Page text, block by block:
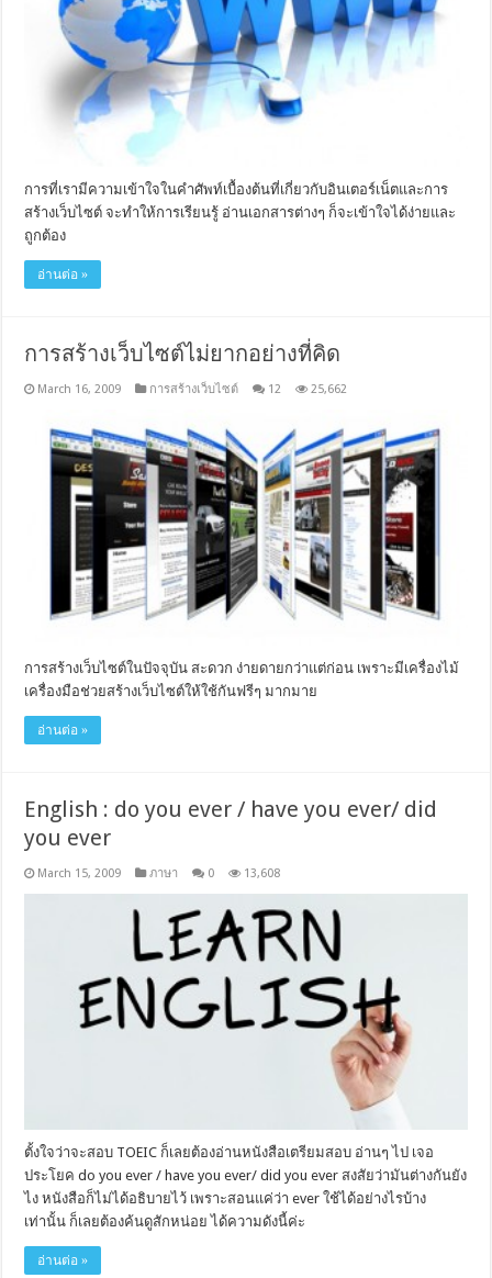
การที่เรามีความเข้าใจในคำศัพท์เบื้องต้นที่เกี่ยวกับอินเตอร์เน็ตและการ
สร้างเว็บไซต์ จะทำให้การเรียนรู้ อ่านเอกสารต่างๆ ก็จะเข้าใจได้ง่ายและ
ถูกต้อง
อ่านต่อ »
การสร้างเว็บไซต์ไม่ยากอย่างที่คิด
March 16, 2009 การสร้างเว็บไซต์ 12 25,662
การสร้างเว็บไซต์ในปัจจุบัน สะดวก ง่ายดายกว่าแต่ก่อน เพราะมีเครื่องไม้
เครื่องมือช่วยสร้างเว็บไซต์ให้ใช้กันฟรีๆ มากมาย
อ่านต่อ »
English : do you ever / have you ever/ did
you ever
March 15, 2009 ภาษา 0 13,608
ตั้งใจว่าจะสอบ TOEIC ก็เลยต้องอ่านหนังสือเตรียมสอบ อ่านๆ ไป เจอ
ประโยค do you ever / have you ever/ did you ever สงสัยว่ามันต่างกันยัง
ไง หนังสือก็ไม่ได้อธิบายไว้ เพราะสอนแค่ว่า ever ใช้ได้อย่างไรบ้าง
เท่านั้น ก็เลยต้องค้นดูสักหน่อย ได้ความดังนี้ค่ะ
อ่านต่อ »